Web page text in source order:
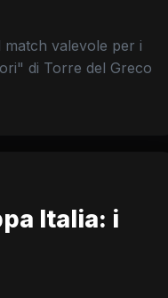
match valevole per i
di Torre del Greco
Italia: i